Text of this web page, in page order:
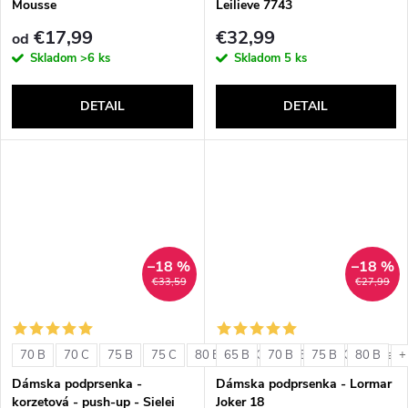
Mousse
od €17,99
Skladom >6 ks
DETAIL
Leilieve 7743
€32,99
Skladom 5 ks
DETAIL
€33,59
–18 %
70 B 70 C 75 B 75 C 80 B 80 C 85 B 85 C +
Dámska podprsenka -
korzetová - push-up - Sielei
€27,99
–18 %
65 B 70 B 75 B 80 B
Dámska podprsenka - Lormar
Joker 18